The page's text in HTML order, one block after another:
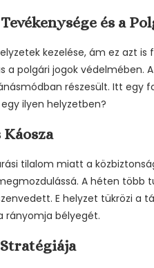
és a
kezelése, ám ez azt
polgári jogok védelmében.
részesült. Itt egy
ilyen helyzetben?
tilalom miatt a
A héten
E helyzet tükrözi a
rányomja bélyegét.